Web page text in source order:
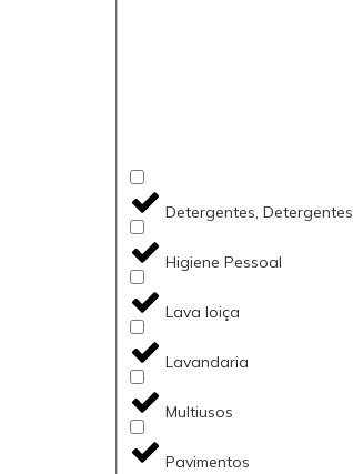
Detergentes, Detergentes
Higiene Pessoal
Lava loiça
Lavandaria
Multiusos
Pavimentos